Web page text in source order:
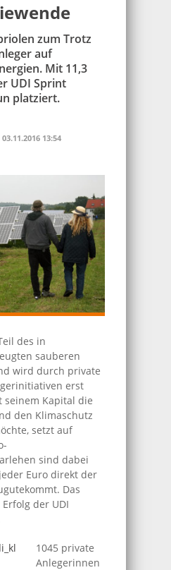
zum Trotz
auf
Mit 11,3
UDI Sprint
platziert.
03.11.2016 13:54
des in
sauberen
wird durch private
erst
seinem Kapital die
den Klimaschutz
setzt auf
sind dabei
Euro direkt der
Das
der UDI
1045 private
Anlegerinnen